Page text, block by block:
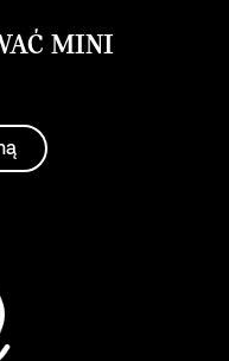
MINI